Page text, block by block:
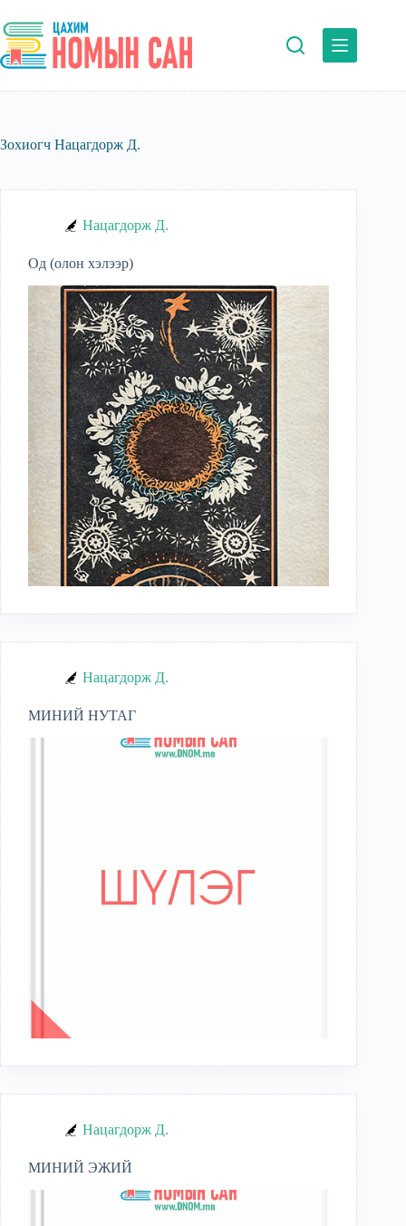
to
content
Зохиогч Нацагдорж Д.
Нацагдорж Д.
Од (олон хэлээр)
Нацагдорж Д.
МИНИЙ НУТАГ
Нацагдорж Д.
МИНИЙ ЭЖИЙ